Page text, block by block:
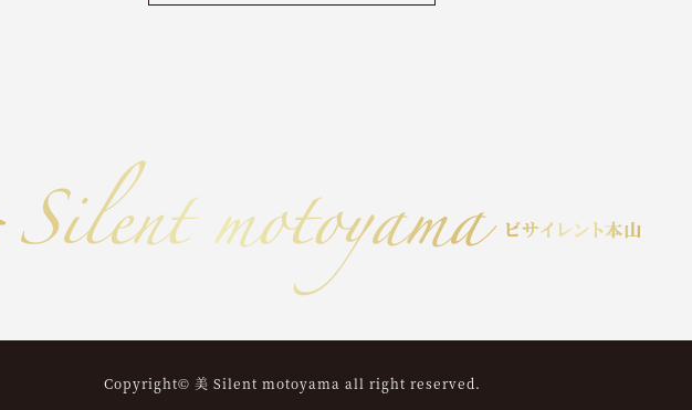
Copyright© 美 Silent motoyama all right reserved.